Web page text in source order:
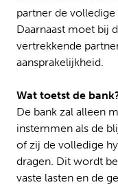
partner de
Daarnaast moet bij
vertrekkende
aansprakelijkheid.
Wat toetst de
De bank zal alleen
instemmen als de
of zij de volledige
dragen. Dit wordt
vaste lasten en de